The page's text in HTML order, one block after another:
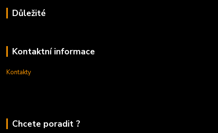
Důležité
Kontaktní informace
Kontakty
Chcete poradit ?